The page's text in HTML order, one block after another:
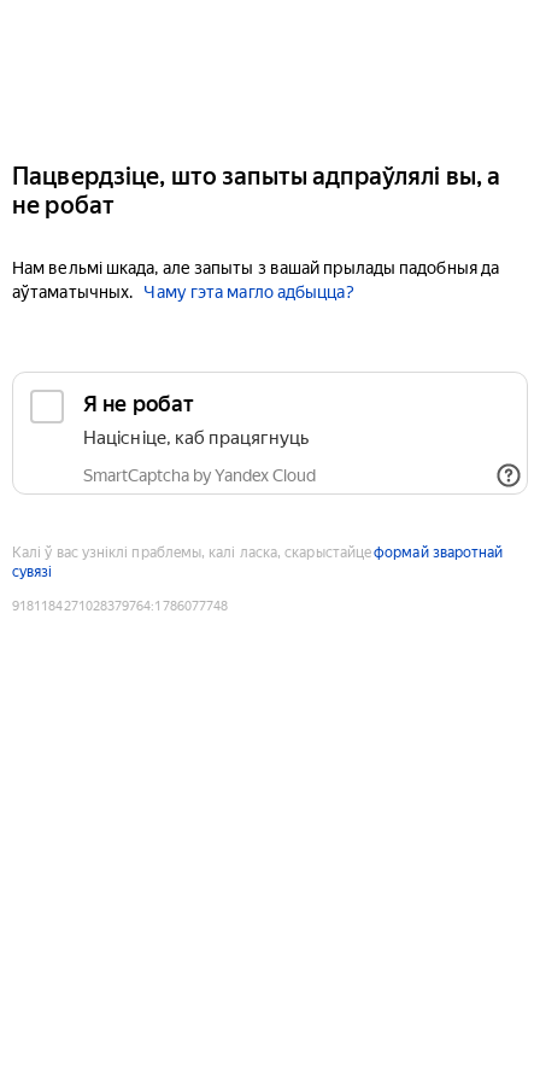
Пацвердзіце, што запыты адпраўлялі вы, а
не робат
Нам вельмі шкада, але запыты з вашай прылады падобныя да
аўтаматычных.
Чаму гэта магло адбыцца?
Я не робат
Націсніце, каб працягнуць
SmartCaptcha by Yandex Cloud
Калі ў вас узніклі праблемы, калі ласка, скарыстайцеформай зваротнай
сувязі
9181184271028379764:1786077748